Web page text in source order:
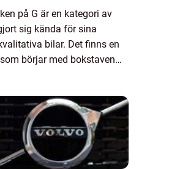
på G är en kategori av
sig kända för sina
bilar. Det finns en
börjar med bokstaven